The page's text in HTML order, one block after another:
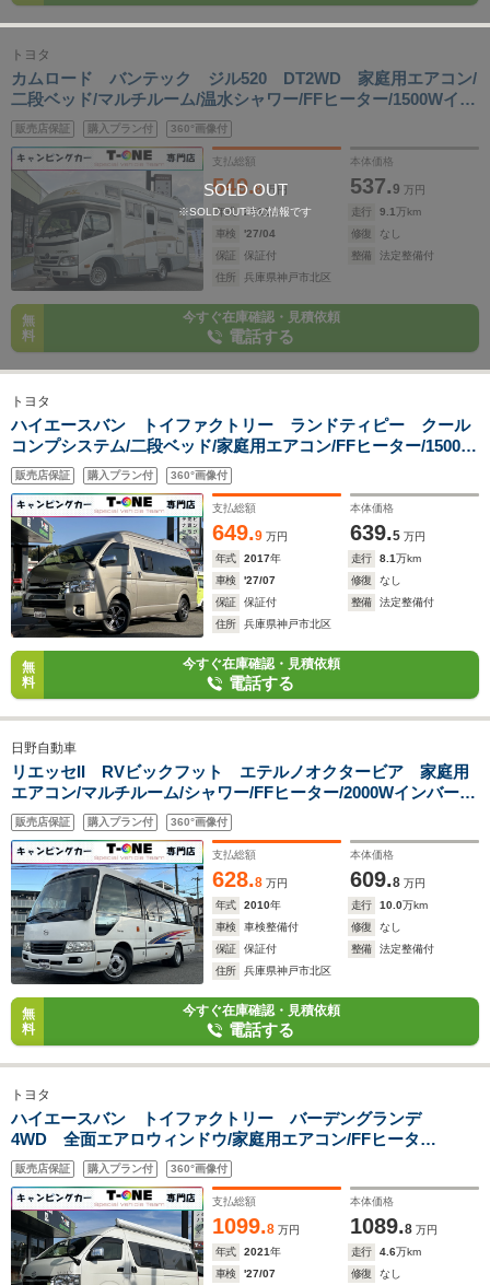
SOLD OUT
※SOLD OUT時の情報です
トヨタ
カムロード バンテック ジル520 DT2WD 家庭用エアコン/
二段ベッド/マルチルーム/温水シャワー/FFヒーター/1500Wイン
バーター/トリプルサブバッテリー/ソーラーパネル/マックスフ
ァン/サイドオーニング/電子レンジ/リアTV/冷蔵庫/シンク/ナ
ビ/ETC
販売店保証 購入プラン付 360°画像付
支払総額
549.8 万円
本体価格
537.9 万円
年式
2011年 走行 9.1万km
車検
'27/04 修復
なし
保証
保証付 整備
法定整備付
住所
兵庫県神戸市北区
無
料
今すぐ在庫確認・見積依頼
電話する
トヨタ
ハイエースバン トイファクトリー ランドティピー クール
コンプシステム/二段ベッド/家庭用エアコン/FFヒーター/1500W
インバーター/エアロソーラー/マックスファン/リアTV/オルタネ
ーターチャージャー/サブナビ切替スイッチ/プラズマクラスタ
ー/リアリーフスプリング
販売店保証 購入プラン付 360°画像付
支払総額
649.9 万円
本体価格
639.5 万円
年式
2017年 走行 8.1万km
車検
'27/07 修復
なし
保証
保証付 整備
法定整備付
住所
兵庫県神戸市北区
無
料
今すぐ在庫確認・見積依頼
電話する
日野自動車
リエッセII RVビックフット エテルノオクタービア 家庭用
エアコン/マルチルーム/シャワー/FFヒーター/2000Wインバータ
ー/ツインサブバッテリー/ソーラーパネル/電動マックスファン/
サイドオーニング/60L冷蔵庫/フリップダウンモニター/リアラダ
ー/ヒッチメンバー
販売店保証 購入プラン付 360°画像付
支払総額
628.8 万円
本体価格
609.8 万円
年式
2010年 走行 10.0万km
車検
車検整備付 修復
なし
保証
保証付 整備
法定整備付
住所
兵庫県神戸市北区
無
料
今すぐ在庫確認・見積依頼
電話する
トヨタ
ハイエースバン トイファクトリー バーデングランデ
4WD 全面エアロウィンドウ/家庭用エアコン/FFヒータ
ー/1500Wインバーター/ツインサブBT/エアロソーラー/ナビサブ
切替スイッチ/アルパイン製ナビ/レカロシート/社外アルミホイ
ール/トイファクトリー強化足回り/
販売店保証 購入プラン付 360°画像付
支払総額
1099.8 万円
本体価格
1089.8 万円
年式
2021年 走行 4.6万km
車検
'27/07 修復 なし